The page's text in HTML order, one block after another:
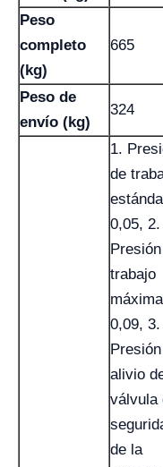
Peso
completo
(kg)
665
Peso de
envío (kg)
324
1.
de
0,05, 2.
trabajo
máxima
0,09, 3.
alivio
válvula
de la